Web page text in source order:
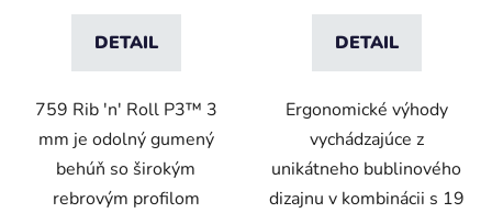
DETAIL
759 Rib 'n' Roll P3™ 3
mm je odolný gumený
behúň so širokým
rebrovým profilom
DETAIL
Ergonomické výhody
vychádzajúce z
unikátneho bublinového
dizajnu v kombinácii s 19